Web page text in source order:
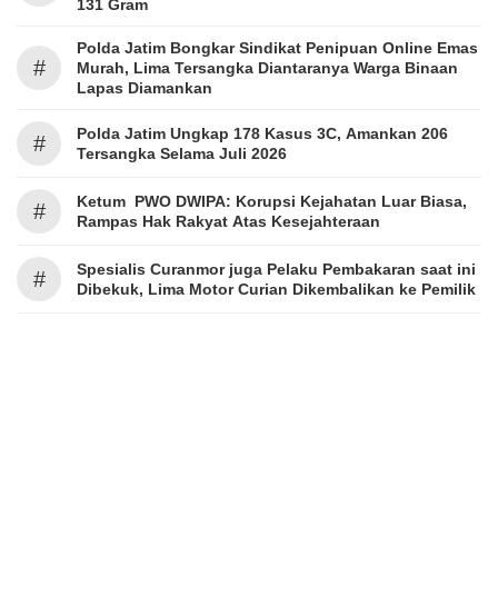
131 Gram
#
Polda Jatim Bongkar Sindikat Penipuan Online Emas
Murah, Lima Tersangka Diantaranya Warga Binaan
Lapas Diamankan
#
Polda Jatim Ungkap 178 Kasus 3C, Amankan 206
Tersangka Selama Juli 2026
#
Ketum PWO DWIPA: Korupsi Kejahatan Luar Biasa,
Rampas Hak Rakyat Atas Kesejahteraan
#
Spesialis Curanmor juga Pelaku Pembakaran saat ini
Dibekuk, Lima Motor Curian Dikembalikan ke Pemilik